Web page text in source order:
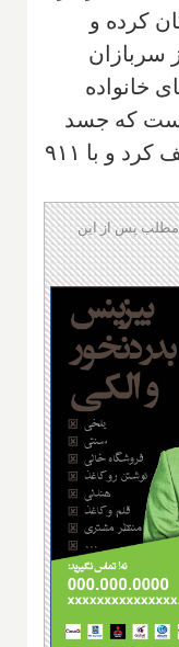
کرده و
خانواده
است که جسد
قربانی را در داخل ماشین کشف کرد و با ۹۱۱
مطلب پس از این